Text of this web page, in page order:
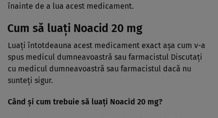
înainte de a lua acest medicament.
Cum să luaţi Noacid 20 mg
Luaţi întotdeauna acest medicament exact aşa cum v-a
spus medicul dumneavoastră sau farmacistul Discutaţi
cu medicul dumneavoastră sau farmacistul dacă nu
sunteţi sigur.
Când şi cum trebuie să luaţi Noacid 20 mg?